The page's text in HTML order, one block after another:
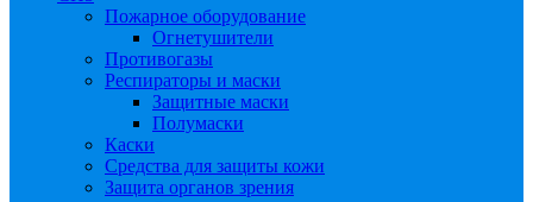
Пожарное оборудование
Огнетушители
Противогазы
Респираторы и маски
Защитные маски
Полумаски
Каски
Средства для защиты кожи
Защита органов зрения